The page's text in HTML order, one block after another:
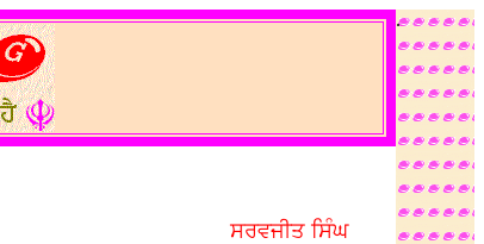
ਸਰਵਜੀਤ ਸਿੰਘ
.